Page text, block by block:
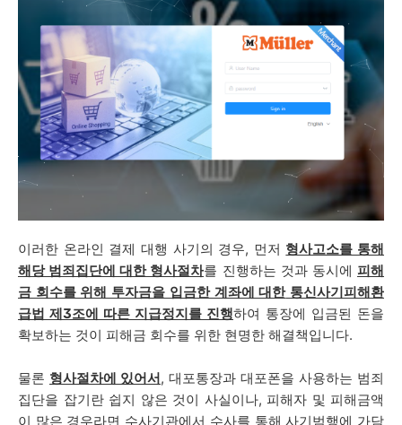
이러한 온라인 결제 대행 사기의 경우, 먼저 형사고소를 통해
해당 범죄집단에 대한 형사절차를 진행하는 것과 동시에 피해
금 회수를 위해 투자금을 입금한 계좌에 대한 통신사기피해환
급법 제3조에 따른 지급정지를 진행하여 통장에 입금된 돈을
확보하는 것이 피해금 회수를 위한 현명한 해결책입니다.
물론 형사절차에 있어서, 대포통장과 대포폰을 사용하는 범죄
집단을 잡기란 쉽지 않은 것이 사실이나, 피해자 및 피해금액
이 많은 경우라면 수사기관에서 수사를 통해 사기범행에 가담